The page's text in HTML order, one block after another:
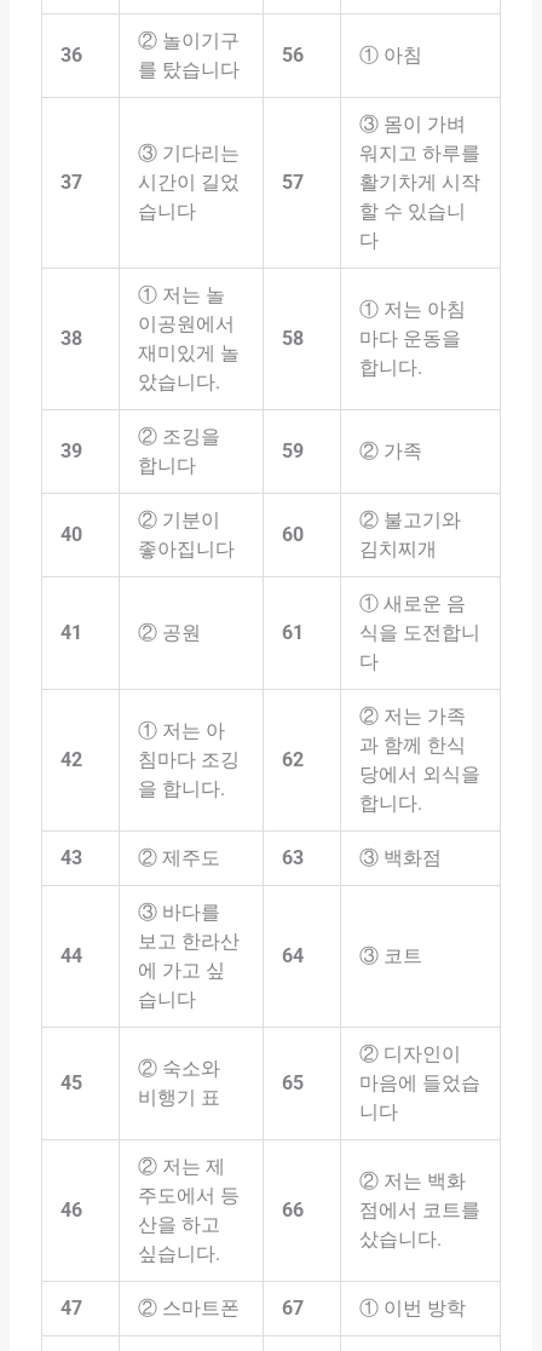
36
② 놀이기구
를 탔습니다
56 ① 아침
37
③ 기다리는
시간이 길었
습니다
57
③ 몸이 가벼
워지고 하루를
활기차게 시작
할 수 있습니
다
38
① 저는 놀
이공원에서
재미있게 놀
았습니다.
58
① 저는 아침
마다 운동을
합니다.
39
② 조깅을
합니다
59 ② 가족
40
② 기분이
좋아집니다
60
② 불고기와
김치찌개
41 ② 공원 61
① 새로운 음
식을 도전합니
다
42
① 저는 아
침마다 조깅
을 합니다.
62
② 저는 가족
과 함께 한식
당에서 외식을
합니다.
43 ② 제주도 63 ③ 백화점
44
③ 바다를
보고 한라산
에 가고 싶
습니다
64 ③ 코트
45
② 숙소와
비행기 표
65
② 디자인이
마음에 들었습
니다
46
② 저는 제
주도에서 등
산을 하고
싶습니다.
66
② 저는 백화
점에서 코트를
샀습니다.
47 ② 스마트폰 67 ① 이번 방학